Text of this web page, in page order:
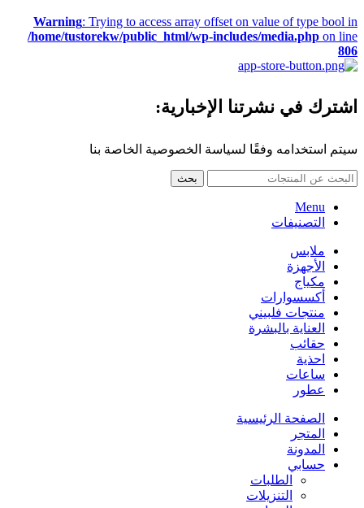
Warning: Trying to access array offset on value of type bool in
/home/tustorekw/public_html/wp-includes/media.php on line
806
اشترك في نشرتنا الإخبارية:
سيتم استخدامه وفقًا لسياسة الخصوصية الخاصة بنا
بحث
Menu
التصنيفات
ملابس
الأجهزة
مكياج
أكسسوارات
منتجات فلبيني
العناية بالبشرة
حقائب
احذية
ساعات
عطور
الصفحة الرئيسية
المتجر
المدونة
حسابي
الطلبات
التنزيلات